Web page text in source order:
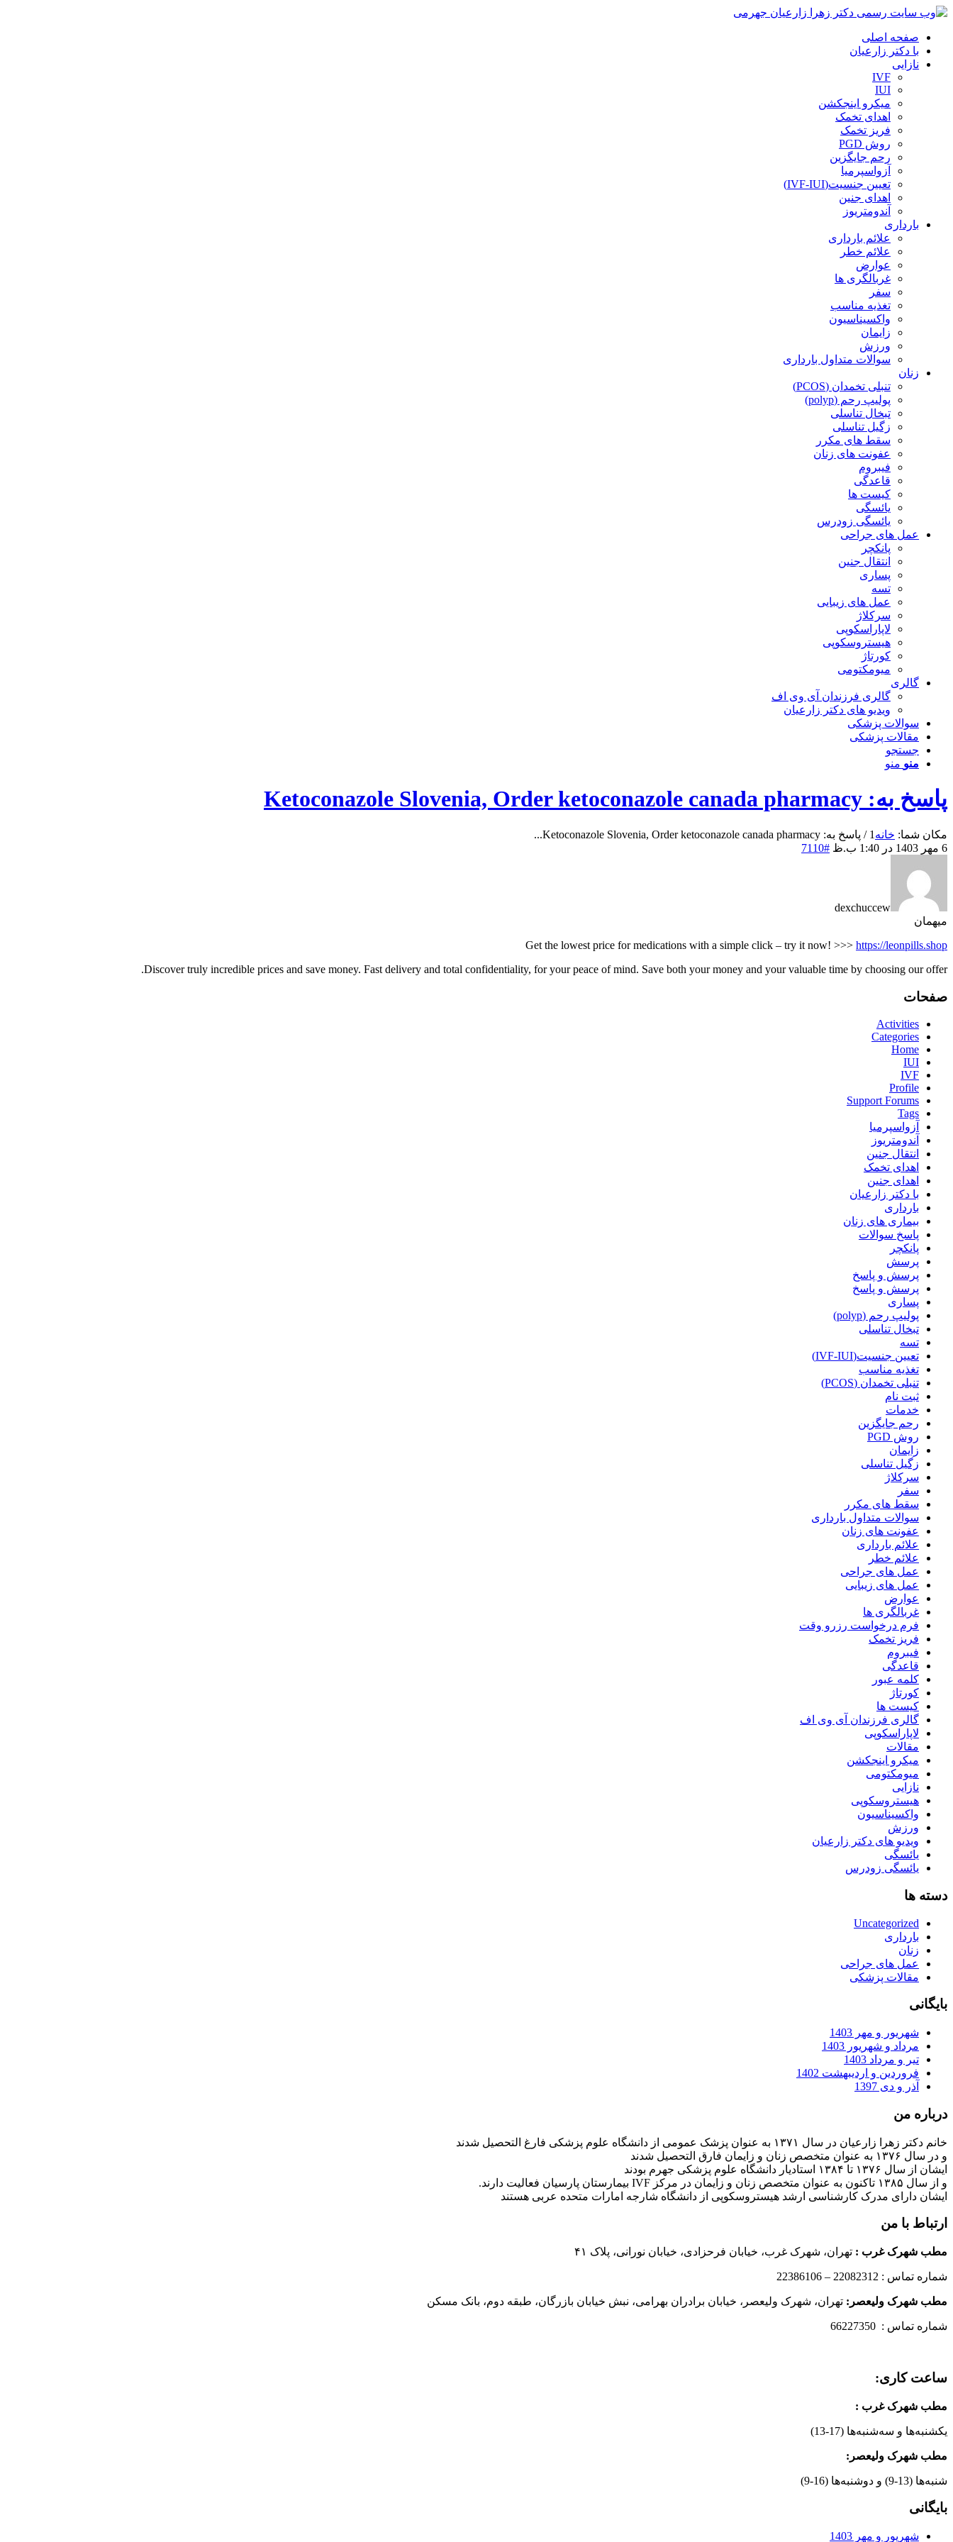
صفحه اصلی
با دکتر زارعیان
نازایی
IVF
IUI
میکرو اینجکشن
اهدای تخمک
فریز تخمک
روش PGD
رحم جایگزین
آزواسپرمیا
تعیین جنسیت(IVF-IUI)
اهدای جنین
آندومتریوز
بارداری
علائم بارداری
علائم خطر
عوارض
غربالگری ها
سفر
تغذیه مناسب
واکسیناسیون
زایمان
ورزش
سوالات متداول بارداری
زنان
تنبلی تخمدان (PCOS)
پولیپ رحم (polyp)
تبخال تناسلی
زگیل تناسلی
سقط های مکرر
عفونت های زنان
فیبروم
قاعدگی
کیست ها
یائسگی
یائسگی زودرس
عمل های جراحی
پانکچر
انتقال جنین
پساری
تسه
عمل های زیبایی
سرکلاژ
لاپاراسکوپی
هیستروسکوپی
کورتاژ
میومکتومی
گالری
گالری فرزندان آی وی اف
ویدیو های دکتر زارعیان
سوالات پزشکی
مقالات پزشکی
جستجو
منو منو
پاسخ به: Ketoconazole Slovenia, Order ketoconazole canada pharmacy
مکان شما: خانه 1
/ پاسخ به: Ketoconazole Slovenia, Order ketoconazole canada pharmacy...
6 مهر 1403 در 1:40 ب.ظ
#7110
dexchuccew
میهمان
Get the lowest price for medications with a simple click – try it now! >>> https://leonpills.shop
Discover truly incredible prices and save money. Fast delivery and total confidentiality, for your peace of mind. Save both your money and your valuable time by choosing our offer.
صفحات
Activities
Categories
Home
IUI
IVF
Profile
Support Forums
Tags
آزواسپرمیا
آندومتریوز
انتقال جنین
اهدای تخمک
اهدای جنین
با دکتر زارعیان
بارداری
بیماری های زنان
پاسخ سوالات
پانکچر
پرسش
پرسش و پاسخ
پرسش و پاسخ
پساری
پولیپ رحم (polyp)
تبخال تناسلی
تسه
تعیین جنسیت(IVF-IUI)
تغذیه مناسب
تنبلی تخمدان (PCOS)
ثبت نام
خدمات
رحم جایگزین
روش PGD
زایمان
زگیل تناسلی
سرکلاژ
سفر
سقط های مکرر
سوالات متداول بارداری
عفونت های زنان
علائم بارداری
علائم خطر
عمل های جراحی
عمل های زیبایی
عوارض
غربالگری ها
فرم درخواست رزرو وقت
فریز تخمک
فیبروم
قاعدگی
کلمه عبور
کورتاژ
کیست ها
گالری فرزندان آی وی اف
لاپاراسکوپی
مقالات
میکرو اینجکشن
میومکتومی
نازایی
هیستروسکوپی
واکسیناسیون
ورزش
ویدیو های دکتر زارعیان
یائسگی
یائسگی زودرس
دسته ها
Uncategorized
بارداری
زنان
عمل های جراحی
مقالات پزشکی
بایگانی
شهریور و مهر 1403
مرداد و شهریور 1403
تیر و مرداد 1403
فروردین و اردیبهشت 1402
آذر و دی 1397
درباره من
خانم دکتر زهرا زارعیان در سال ۱۳۷۱ به عنوان پزشک عمومی از دانشگاه علوم پزشکی فارغ التحصیل شدند
و در سال ۱۳۷۶ به عنوان متخصص زنان و زایمان فارق التحصیل شدند
ایشان از سال ۱۳۷۶ تا ۱۳۸۴ استادیار دانشگاه علوم پزشکی جهرم بودند
و از سال ۱۳۸۵ تاکنون به عنوان متخصص زنان و زایمان در مرکز IVF بیمارستان پارسیان فعالیت دارند.
ایشان دارای مدرک کارشناسی ارشد هیستروسکوپی از دانشگاه شارجه امارات متحده عربی هستند
ارتباط با من
مطب شهرک غرب : تهران، شهرک غرب، خیابان فرحزادی، خیابان نورانی، پلاک ۴۱
شماره تماس : 22082312 – 22386106
مطب شهرک ولیعصر: تهران، شهرک ولیعصر، خیابان برادران بهرامی، نبش خیابان بازرگان، طبقه دوم، بانک مسکن
شماره تماس : 66227350
ساعت کاری:
مطب شهرک غرب :
یکشنبه‌ها و سه‌شنبه‌ها (17-13)
مطب شهرک ولیعصر:
شنبه‌ها (13-9) و دوشنبه‌ها (16-9)
بایگانی
شهریور و مهر 1403